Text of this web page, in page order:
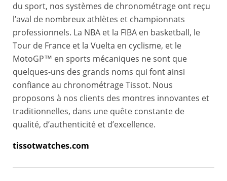
du sport, nos systèmes de chronométrage ont reçu
l’aval de nombreux athlètes et championnats
professionnels. La NBA et la FIBA en basketball, le
Tour de France et la Vuelta en cyclisme, et le
MotoGP™ en sports mécaniques ne sont que
quelques-uns des grands noms qui font ainsi
confiance au chronométrage Tissot. Nous
proposons à nos clients des montres innovantes et
traditionnelles, dans une quête constante de
qualité, d’authenticité et d’excellence.
tissotwatches.com